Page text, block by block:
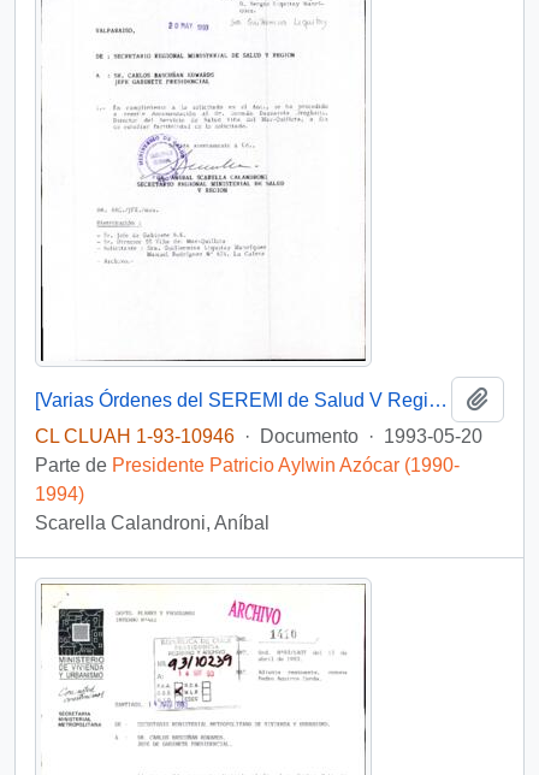
[Varias Órdenes del SEREMI de Salud V Región]
CL CLUAH 1-93-10946 · Documento · 1993-05-20
Parte de Presidente Patricio Aylwin Azócar (1990-
1994)
Scarella Calandroni, Aníbal